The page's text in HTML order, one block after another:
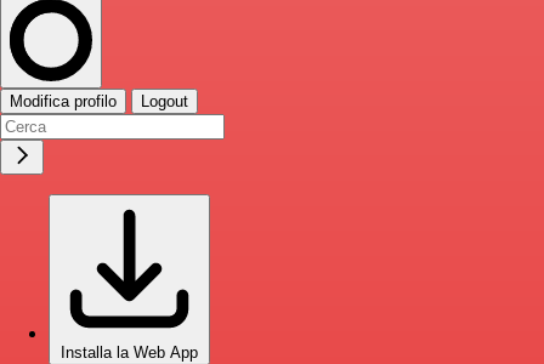
Modifica profilo Logout
Installa la Web App